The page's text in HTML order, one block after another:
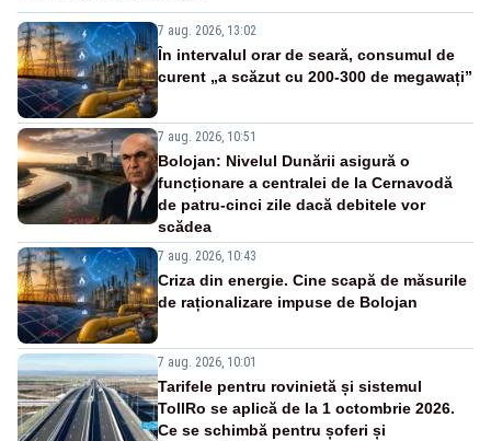
7 aug. 2026, 13:02
În intervalul orar de seară, consumul de
curent „a scăzut cu 200-300 de megawați”
7 aug. 2026, 10:51
Bolojan: Nivelul Dunării asigură o
funcționare a centralei de la Cernavodă
de patru-cinci zile dacă debitele vor
scădea
7 aug. 2026, 10:43
Criza din energie. Cine scapă de măsurile
de raționalizare impuse de Bolojan
7 aug. 2026, 10:01
Tarifele pentru rovinietă și sistemul
TollRo se aplică de la 1 octombrie 2026.
Ce se schimbă pentru șoferi și